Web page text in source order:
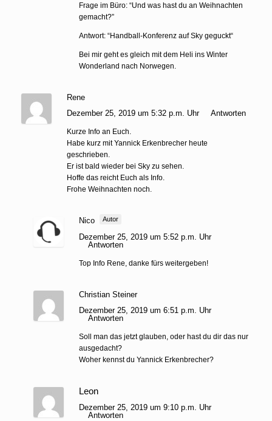
Frage im Büro: “Und was hast du an Weihnachten
gemacht?”
Antwort: “Handball-Konferenz auf Sky geguckt“
Bei mir geht es gleich mit dem Heli ins Winter
Wonderland nach Norwegen.
Rene
Dezember 25, 2019 um 5:32 p.m. Uhr
Antworten
Kurze Info an Euch.
Habe kurz mit Yannick Erkenbrecher heute
geschrieben.
Er ist bald wieder bei Sky zu sehen.
Hoffe das reicht Euch als Info.
Frohe Weihnachten noch.
Nico Autor
Dezember 25, 2019 um 5:52 p.m. Uhr
Antworten
Top Info Rene, danke fürs weitergeben!
Christian Steiner
Dezember 25, 2019 um 6:51 p.m. Uhr
Antworten
Soll man das jetzt glauben, oder hast du dir das nur
ausgedacht?
Woher kennst du Yannick Erkenbrecher?
Leon
Dezember 25, 2019 um 9:10 p.m. Uhr
Antworten